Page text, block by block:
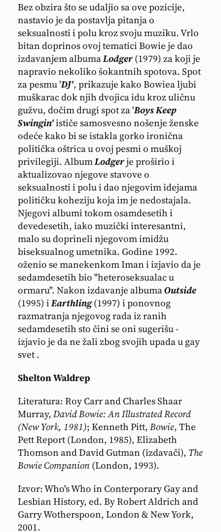
Bez obzira što se udaljio sa ove pozicije,
nastavio je da postavlja pitanja o
seksualnosti i polu kroz svoju muziku. Vrlo
bitan doprinos ovoj tematici Bowie je dao
izdavanjem albumaLodger(1979) za koji je
napravio nekoliko šokantnih spotova. Spot
za pesmu 'DJ', prikazuje kako Bowiea ljubi
muškarac dok njih dvojica idu kroz uličnu
gužvu, dočim drugi spot za 'Boys Keep
Swingin'ističe samosvesno nošenje ženske
odeće kako bi se istakla gorko ironična
politička oštrica u ovoj pesmi o muškoj
privilegiji. AlbumLodgerje proširio i
aktualizovao njegove stavove o
seksualnosti i polu i dao njegovim idejama
političku koheziju koja im je nedostajala.
Njegovi albumi tokom osamdesetih i
devedesetih, iako muzički interesantni,
malo su doprineli njegovom imidžu
biseksualnog umetnika. Godine 1992.
oženio se manekenkom Iman i izjavio da je
sedamdesetih bio "heteroseksualac u
ormaru". Nakon izdavanje albumaOutside
(1995) iEarthling(1997) i ponovnog
razmatranja njegovog rada iz ranih
sedamdesetih sto čini se oni sugerišu -
izjavio je da ne žali zbog svojih upada u gay
svet .
Shelton Waldrep
Literatura: Roy Carr and Charles Shaar
Murray,David Bowie: An Illustrated Record
(New York, 1981); Kenneth Pitt,Bowie, The
Pett Report (London, 1985), Elizabeth
Thomson and David Gutman (izdavači), The
Bowie Companion(London, 1993).
Izvor: Who's Who in Conterporary Gay and
Lesbian History, ed. By Robert Aldrich and
Garry Wotherspoon, London & New York,
2001.